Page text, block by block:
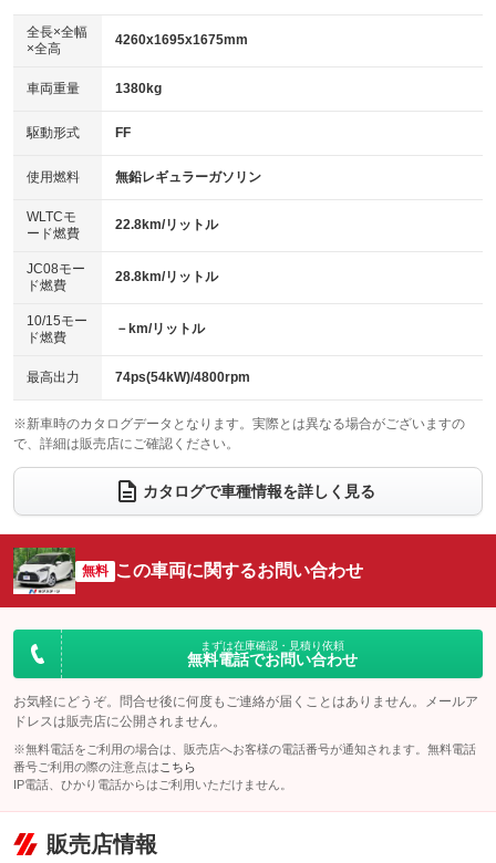
：装備なし
パワーウィンドウ
アイドリングストップ
：装備なし
USB入力端子
：装備なし
100V電源
：装備あり
センターデフロック
：装備なし
電動格納ミラー
：装備あり
：装備なし
革シート
キーレス
HID(キセノンライト)
：装備なし
バックカメラ
：装備あり
エアロ
：装備なし
：装備なし
パワーシート
ベンチシート
：装備なし
チップアップシート
：装備なし
：装備なし ：装備あり
ウォークスルー
：装備なし
電動リアゲート フロントカメラ
：装備あり
：装備なし ：装備あり
サイドカメラ
：装備あり ルーフレール
：装備なし
：装備なし
：装備なし
全長×全幅
×全高
4260x1695x1675mm
車両重量 1380kg
駆動形式 FF
使用燃料 無鉛レギュラーガソリン
WLTCモ
ード燃費
22.8km/リットル
JC08モー
ド燃費
28.8km/リットル
10/15モー
ド燃費
－km/リットル
最高出力 74ps(54kW)/4800rpm
※新車時のカタログデータとなります。実際とは異なる場合がございますの
で、詳細は販売店にご確認ください。
カタログで車種情報を詳しく見る
無料 この車両に関するお問い合わせ
まずは在庫確認・見積り依頼
無料電話でお問い合わせ
お気軽にどうぞ。問合せ後に何度もご連絡が届くことはありません。メールア
ドレスは販売店に公開されません。
※無料電話をご利用の場合は、販売店へお客様の電話番号が通知されます。無料電話
番号ご利用の際の注意点は こちら
IP電話、ひかり電話からはご利用いただけません。
販売店情報